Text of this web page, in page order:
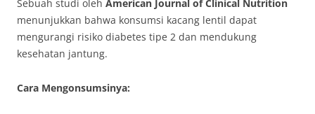
Sebuah studi oleh American Journal of Clinical Nutrition
menunjukkan bahwa konsumsi kacang lentil dapat
mengurangi risiko diabetes tipe 2 dan mendukung
kesehatan jantung.
Cara Mengonsumsinya: